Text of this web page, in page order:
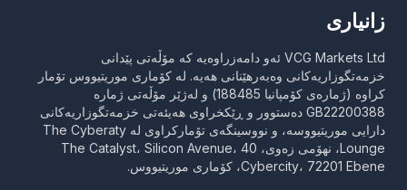
زانیاری
VCG Markets Ltd ئەو دامەزراوەیە کە مۆڵەتی پێدانی
خزمەتگوزاریەکانی وەبەرهێنانی هەیە. لە کۆماری موریتیووس تۆمار
کراوە (ژمارەی کۆمپانیا 188485) و لەژێر مۆڵەتی ژمارە
GB22200388 دەستوور و ڕێکخراوی هەیئەتی خزمەتگوزاریەکانی
دارایی موریتیووسە، و نووسینگەی تۆمارکراوی لە The Cyberaty
Lounge، نهۆمی زەوی، The Catalyst، Silicon Avenue، 40
Cybercity، 72201 Ebene، کۆماری موریتیووس.